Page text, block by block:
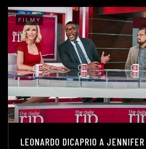
FILMY
LEONARDO DICAPRIO A